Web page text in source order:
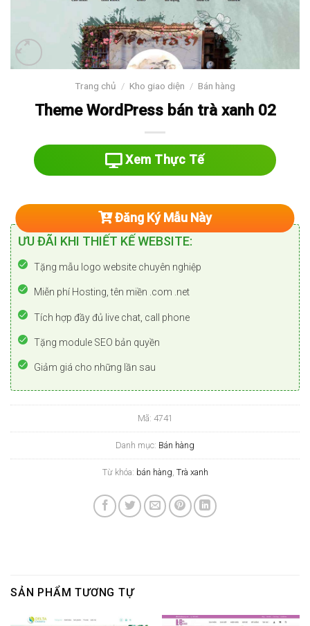
Trang chủ / Kho giao diện / Bán hàng
Theme WordPress bán trà xanh 02
Xem Thực Tế
ƯU ĐÃI KHI THIẾT KẾ WEBSITE:
Tặng mẫu logo website chuyên nghiệp
Miễn phí Hosting, tên miền .com .net
Tích hợp đầy đủ live chat, call phone
Tặng module SEO bản quyền
Giảm giá cho những lần sau
Đăng Ký Mẫu Này
Mã: 4741
Danh mục: Bán hàng
Từ khóa: bán hàng Trà xanh
SẢN PHẨM TƯƠNG TỰ